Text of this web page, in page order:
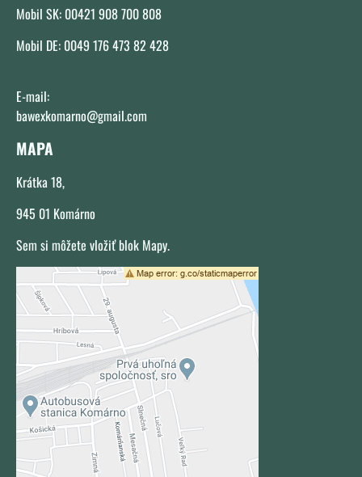
Mobil SK: 00421 908 700 808
Mobil DE: 0049 176 473 82 428
E-mail:
bawexkomarno@gmail.com
MAPA
Krátka 18,
945 01 Komárno
Sem si môžete vložiť blok Mapy.
Externý obsah je blokovaný Voľbami
súkromia
Prajete si načítať externý obsah?
Povoliť tentokrát
Povoliť a zapamätať - súhlas s
druhom cookie: Funkčné